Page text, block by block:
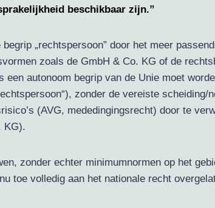
beschikbaar zijn.”
„rechtspersoon” door het meer
zoals de GmbH & Co. KG of de
autonoom begrip van de Unie moet
zonder de vereiste
(AVG, mededingingsrecht) door te
KG).
zonder echter minimumnormen op het
toe volledig aan het nationale recht